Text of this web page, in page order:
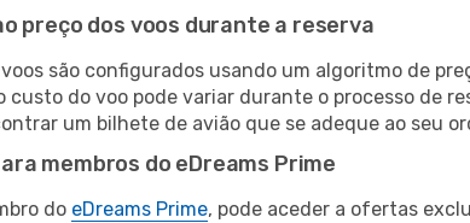
preço dos voos durante a reserva
voos são configurados usando um algoritmo de
custo do voo pode variar durante o processo de
um bilhete de avião que se adeque ao seu
membros do eDreams Prime
do eDreams Prime, pode aceder a ofertas